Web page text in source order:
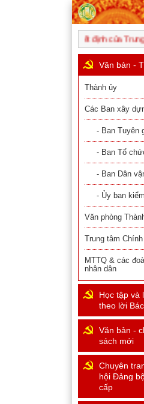
Nghị quyết, Quyết định của Trung
Văn bản -
Thành ủy
Các Ban xây
- Ban Tuyên
- Ban Tổ
- Ban Dân
- Ủy ban
Văn phòng
Trung tâm Chính
MTTQ & các
nhân dân
Học tập và
theo lời Bác
Văn bản -
sách mới
Chuyên
hội Đảng
cấp